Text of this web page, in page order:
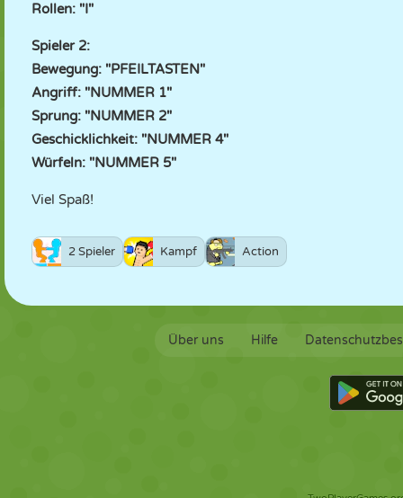
Rollen: "I"
Spieler 2:
Bewegung: "PFEILTASTEN"
Angriff: "NUMMER 1"
Sprung: "NUMMER 2"
Geschicklichkeit: "NUMMER 4"
Würfeln: "NUMMER 5"
Viel Spaß!
2 Spieler Kampf Action
Über uns Hilfe